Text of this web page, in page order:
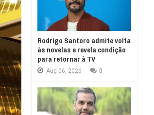
Rodrigo Santoro admite volta
às novelas e revela condição
para retornar à TV
Aug 06, 2026 - 0